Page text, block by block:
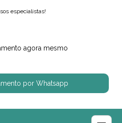
especialistas!
agora mesmo
por Whatsapp